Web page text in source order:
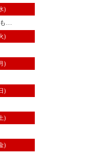
)
も…
)
)
)
)
)